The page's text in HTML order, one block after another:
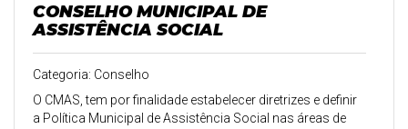
CONSELHO MUNICIPAL DE
ASSISTÊNCIA SOCIAL
Categoria: Conselho
O CMAS, tem por finalidade estabelecer diretrizes e definir
a Política Municipal de Assistência Social nas áreas de